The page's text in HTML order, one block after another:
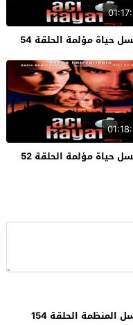
حياة مؤلمة الحلقة 54
حياة مؤلمة الحلقة 52
الحلقة 154